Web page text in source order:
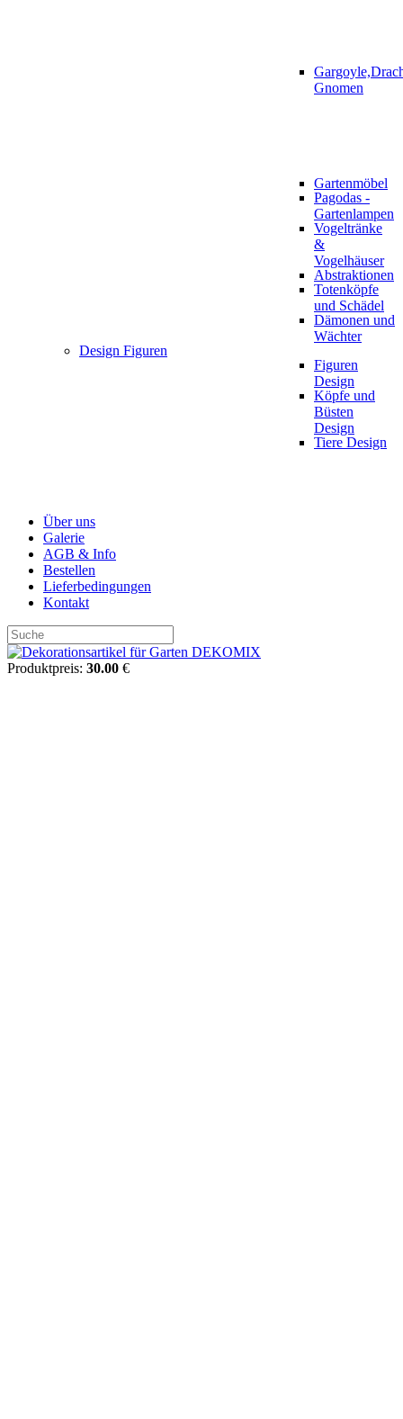
Gnomen
Gartenmöbel
Pagodas -
Gartenlampen
Vogeltränke
&
Vogelhäuser
Abstraktionen
Totenköpfe
und Schädel
Dämonen und
Wächter
Design Figuren
Figuren
Design
Köpfe und
Büsten
Design
Tiere Design
Über uns
Galerie
AGB & Info
Bestellen
Lieferbedingungen
Kontakt
Produktpreis: 30.00 €